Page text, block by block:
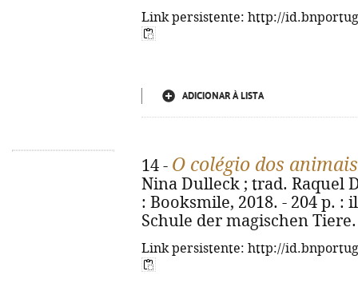
Link persistente: http://
ADICIONAR À LISTA
14 - O colégio dos
Nina Dulleck ; trad. Raquel
: Booksmile, 2018. - 204 p. :
Schule der magischen Tiere.
Link persistente: http://